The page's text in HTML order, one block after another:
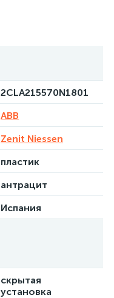
2CLA215570N1801
ABB
Zenit Niessen
пластик
антрацит
Испания
скрытая
установка